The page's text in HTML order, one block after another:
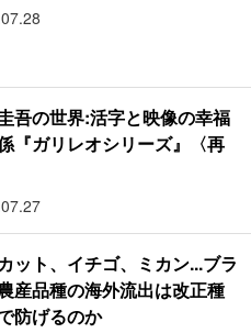
吾の世界:活字と映像の幸福
『ガリレオシリーズ』〈再
ット、イチゴ、ミカン...ブラ
産品種の海外流出は改正種
防げるのか